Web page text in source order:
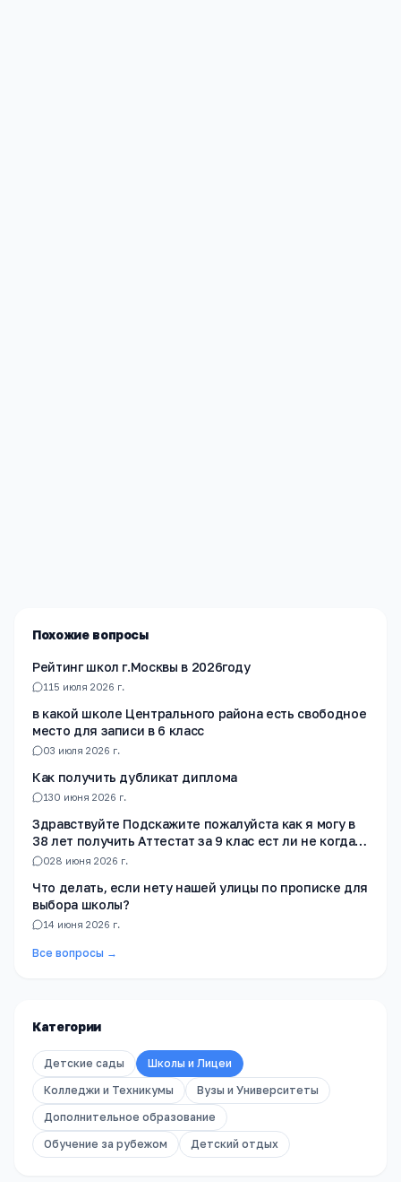
Похожие вопросы
Рейтинг школ г.Москвы в 2026году
1 15 июля 2026 г.
в какой школе Центрального района есть свободное
место для записи в 6 класс
03 июля 2026 г.
Как получить дубликат диплома
130 июня 2026 г.
Здравствуйте Подскажите пожалуйста как я могу в
38 лет получить Аттестат за 9 клас ест ли не когда
не училась в школе
028 июня 2026 г.
Что делать, если нету нашей улицы по прописке для
выбора школы?
14 июня 2026 г.
Все вопросы →
Категории
Детские сады
Школы и Лицеи
Колледжи и Техникумы
Вузы и Университеты
Дополнительное образование
Обучение за рубежом
Детский отдых